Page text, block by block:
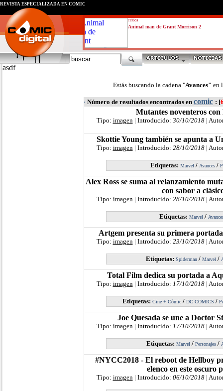
critica
Animal man de Grant Morrison 2
REVISTA ESPECIALIZADA EN CÓMIC
asdf
Estás buscando la cadena "Avances" en
· Número de resultados encontrados en comic : [
Mutantes noventeros
Tipo: imagen| Introducido: 30/10/2018|
Skottie Young también se apunta a
Tipo: imagen| Introducido: 28/10/2018|
Etiquetas: Marvel / Avances /
Alex Ross se suma al relanzamiento
con sabor a
Tipo: imagen| Introducido: 28/10/2018|
Etiquetas: Marvel/
Artgem presenta su primera
Tipo: imagen| Introducido: 23/10/2018|
Etiquetas: Spiderman / Marvel /
Total Film dedica su portada a
Tipo: imagen| Introducido: 17/10/2018|
Etiquetas: Cine + Cómic/ DC COMICS /
Joe Quesada se une a Doctor
Tipo: imagen| Introducido: 17/10/2018|
Etiquetas: Marvel/ Personajes/
#NYCC2018 - El reboot de Hellboy
elenco en este oscuro
Tipo: imagen| Introducido: 06/10/2018|